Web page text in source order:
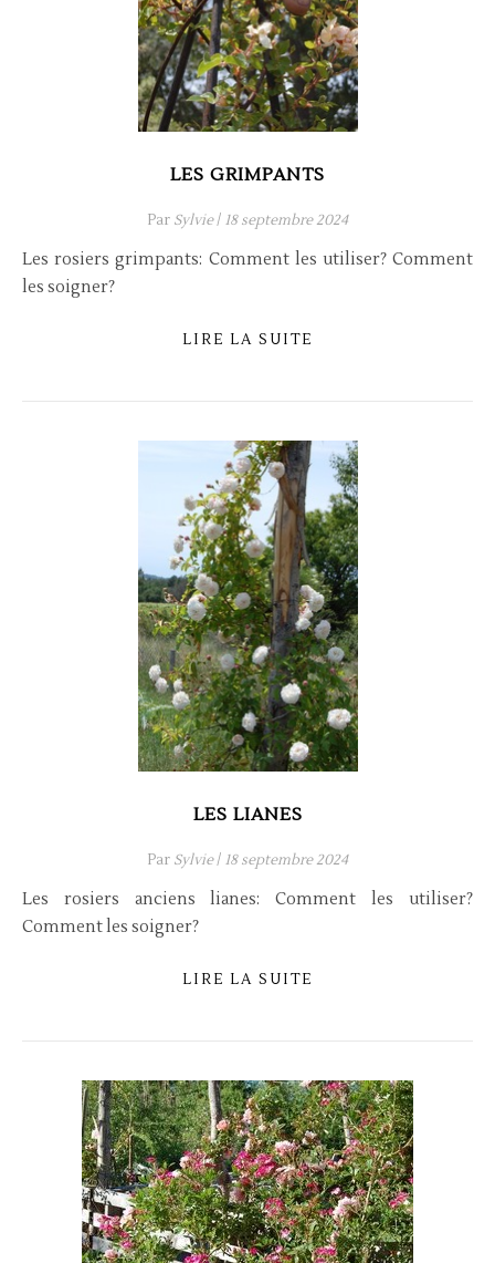
LES GRIMPANTS
Par Sylvie/ 18 septembre 2024
Les rosiers grimpants: Comment les utiliser? Comment
les soigner?
LIRE LA SUITE
LES LIANES
Par Sylvie/ 18 septembre 2024
Les rosiers anciens lianes: Comment les utiliser?
Comment les soigner?
LIRE LA SUITE